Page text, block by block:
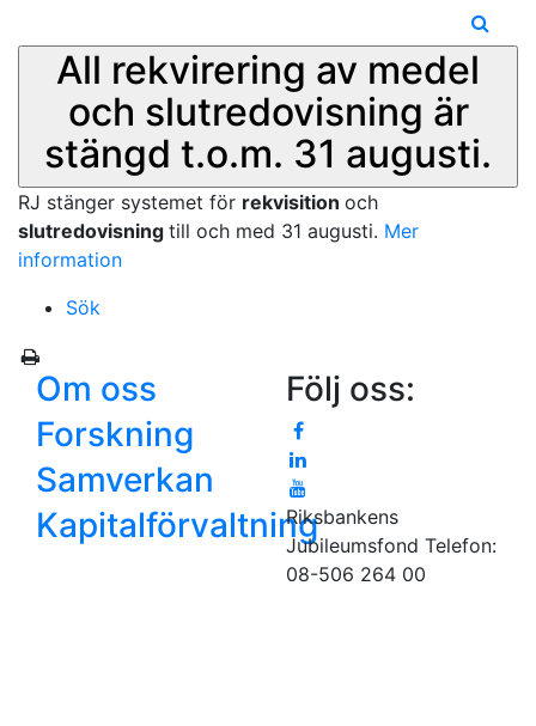
All rekvirering av medel
och slutredovisning är
stängd t.o.m. 31 augusti.
RJ stänger systemet för rekvisition och
slutredovisning till och med 31 augusti. Mer
information
Sök
Om oss
Forskning
Samverkan
Kapitalförvaltning
Följ oss:
Riksbankens
Jubileumsfond Telefon:
08-506 264 00